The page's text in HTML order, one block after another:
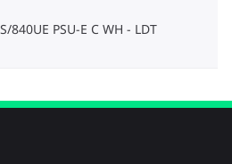
840UE PSU-E C WH LDT